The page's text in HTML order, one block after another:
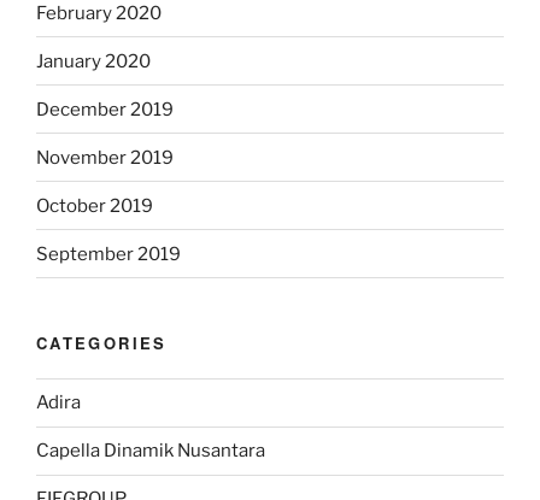
February 2020
January 2020
December 2019
November 2019
October 2019
September 2019
CATEGORIES
Adira
Capella Dinamik Nusantara